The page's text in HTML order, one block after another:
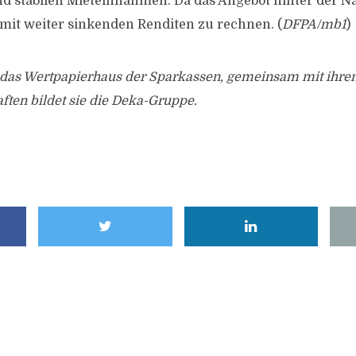
weiter sinkenden Renditen zu rechnen. (DFPA/mb1)
Wertpapierhaus der Sparkassen, gemeinsam mit
bildet sie die Deka-Gruppe.